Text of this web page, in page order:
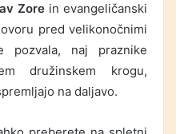
Zore in evangeličanski
pred velikonočnimi
pozvala, naj praznike
družinskem krogu,
na daljavo.